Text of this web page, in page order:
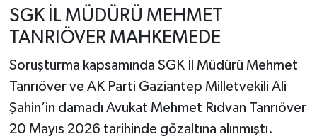
SGK İL MÜDÜRÜ MEHMET
TANRIÖVER MAHKEMEDE
Soruşturma kapsamında SGK İl Müdürü Mehmet
Tanrıöver ve AK Parti Gaziantep Milletvekili Ali
Şahin’in damadı Avukat Mehmet Rıdvan Tanrıöver
20 Mayıs 2026 tarihinde gözaltına alınmıştı.